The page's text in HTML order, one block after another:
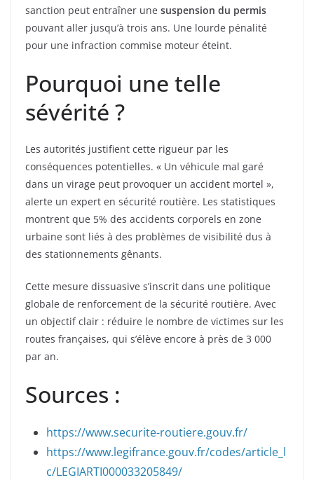
sanction peut entraîner une suspension du permis
pouvant aller jusqu’à trois ans. Une lourde pénalité
pour une infraction commise moteur éteint.
Pourquoi une telle
sévérité ?
Les autorités justifient cette rigueur par les
conséquences potentielles. « Un véhicule mal garé
dans un virage peut provoquer un accident mortel »,
alerte un expert en sécurité routière. Les statistiques
montrent que 5% des accidents corporels en zone
urbaine sont liés à des problèmes de visibilité dus à
des stationnements gênants.
Cette mesure dissuasive s’inscrit dans une politique
globale de renforcement de la sécurité routière. Avec
un objectif clair : réduire le nombre de victimes sur les
routes françaises, qui s’élève encore à près de 3 000
par an.
Sources :
https://www.securite-routiere.gouv.fr/
https://www.legifrance.gouv.fr/codes/article_l
c/LEGIARTI000033205849/